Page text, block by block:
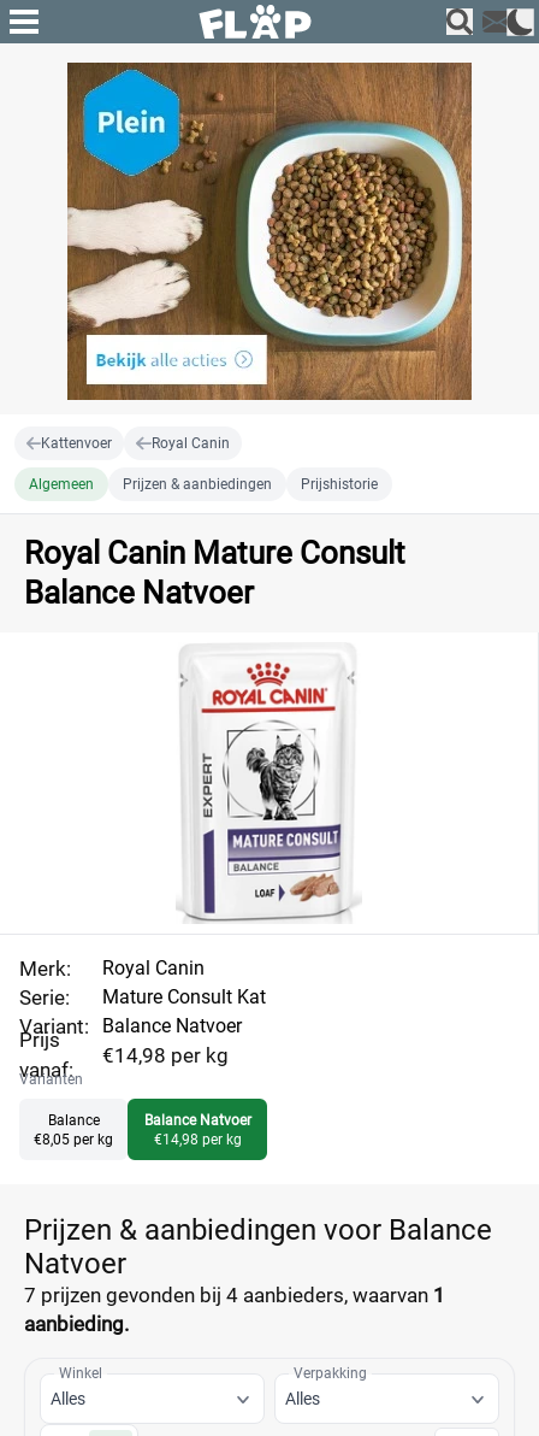
Kattenvoer Royal Canin
Algemeen Prijzen & aanbiedingen Prijshistorie
Royal Canin Mature Consult
Balance Natvoer
Merk:
Serie:
Variant:
Prijs
vanaf:
Royal Canin
Mature Consult Kat
Balance Natvoer
€14,98 per kg
Varianten
Balance
€8,05 per kg
Balance Natvoer
€14,98 per kg
Prijzen & aanbiedingen voor Balance
Natvoer
7 prijzen gevonden bij 4 aanbieders, waarvan 1
aanbieding.
Winkel
Alles
Verpakking
Alles